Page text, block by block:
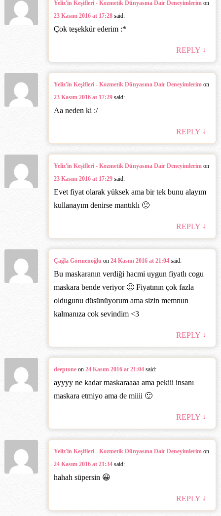
Yeliz'in Keşifleri - Kozmetik Dünyasına Dair Deneyimlerim on
23 Kasım 2016 at 17:28 said:
Çok teşekkür ederim :*
REPLY ↓
Yeliz'in Keşifleri - Kozmetik Dünyasına Dair Deneyimlerim on
23 Kasım 2016 at 17:29 said:
Aa neden ki :/
REPLY ↓
Yeliz'in Keşifleri - Kozmetik Dünyasına Dair Deneyimlerim on
23 Kasım 2016 at 17:29 said:
Evet fiyat olarak yüksek ama bir tek bunu alayım
kullanayım denirse mantıklı 🙂
REPLY ↓
Çağla Görmenoğlu on 24 Kasım 2016 at 21:04 said:
Bu maskaranın verdiği hacmi uygun fiyatlı cogu
maskara bende veriyor 🙁 Fiyatının çok fazla
oldugunu düsünüyorum ama sizin memnun
kalmanıza cok sevindim <3
REPLY ↓
deeptone on 24 Kasım 2016 at 21:04 said:
ayyyy ne kadar maskaraaaa ama pekiii insanı
maskara etmiyo ama de miiii 🙂
REPLY ↓
Yeliz'in Keşifleri - Kozmetik Dünyasına Dair Deneyimlerim on
24 Kasım 2016 at 21:34 said:
hahah süpersin 😀
REPLY ↓